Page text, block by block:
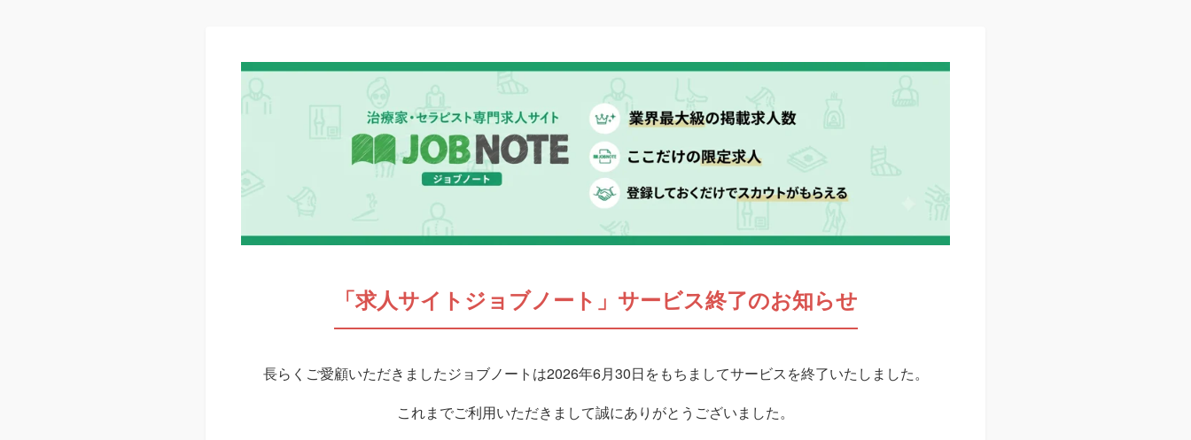
「求人サイトジョブノート」サービス終了のお知らせ
長らくご愛顧いただきましたジョブノートは2026年6月30日をもちましてサービスを終了いたしました。
これまでご利用いただきまして誠にありがとうございました。